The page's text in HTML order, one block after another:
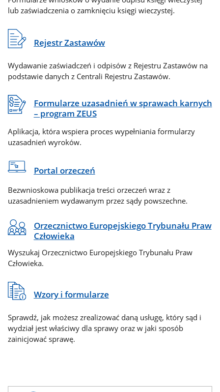
lub zaświadczenia o zamknięciu księgi wieczystej.
Rejestr Zastawów
Wydawanie zaświadczeń i odpisów z Rejestru Zastawów na
podstawie danych z Centrali Rejestru Zastawów.
Formularze uzasadnień w sprawach karnych
– program ZEUS
Aplikacja, która wspiera proces wypełniania formularzy
uzasadnień wyroków.
Portal orzeczeń
Bezwnioskowa publikacja treści orzeczeń wraz z
uzasadnieniem wydawanym przez sądy powszechne.
Orzecznictwo Europejskiego Trybunału Praw
Człowieka
Wyszukaj Orzecznictwo Europejskiego Trybunału Praw
Człowieka.
Wzory i formularze
Sprawdź, jak możesz zrealizować daną usługę, który sąd i
wydział jest właściwy dla sprawy oraz w jaki sposób
zainicjować sprawę.